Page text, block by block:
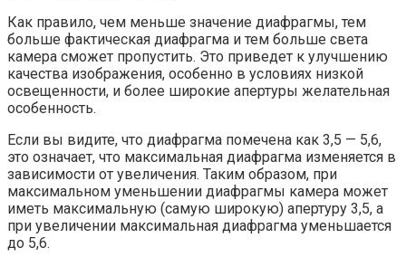
Как правило, чем меньше значение диафрагмы, тем
больше фактическая диафрагма и тем больше света
камера сможет пропустить. Это приведет к улучшению
качества изображения, особенно в условиях низкой
освещенности, и более широкие апертуры желательная
особенность.
Если вы видите, что диафрагма помечена как 3,5 — 5,6,
это означает, что максимальная диафрагма изменяется в
зависимости от увеличения. Таким образом, при
максимальном уменьшении диафрагмы камера может
иметь максимальную (самую широкую) апертуру 3,5, а
при увеличении максимальная диафрагма уменьшается
до 5,6.